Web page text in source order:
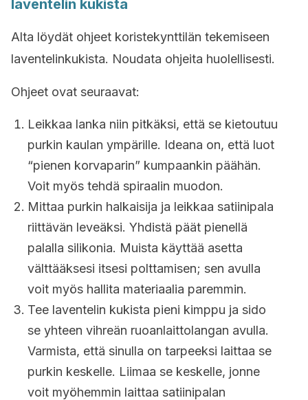
laventelin kukista
Alta löydät ohjeet koristekynttilän tekemiseen
laventelinkukista. Noudata ohjeita huolellisesti.
Ohjeet ovat seuraavat:
Leikkaa lanka niin pitkäksi, että se kietoutuu
purkin kaulan ympärille. Ideana on, että luot
“pienen korvaparin” kumpaankin päähän.
Voit myös tehdä spiraalin muodon.
Mittaa purkin halkaisija ja leikkaa satiinipala
riittävän leveäksi. Yhdistä päät pienellä
palalla silikonia. Muista käyttää asetta
välttääksesi itsesi polttamisen; sen avulla
voit myös hallita materiaalia paremmin.
Tee laventelin kukista pieni kimppu ja sido
se yhteen vihreän ruoanlaittolangan avulla.
Varmista, että sinulla on tarpeeksi laittaa se
purkin keskelle. Liimaa se keskelle, jonne
voit myöhemmin laittaa satiinipalan